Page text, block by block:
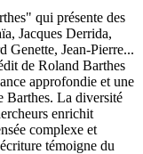
qui présente des
Jacques Derrida,
Genette, Jean-Pierre...
de Roland Barthes
approfondie et une
Barthes. La diversité
enrichit
complexe et
témoigne du